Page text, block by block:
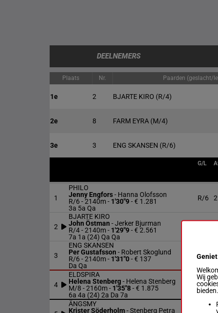
DEELNEMERS
Plaats Nr. Paarden (geslacht/
1e 2 BJARTE KIRO (R/4)
2e 8 FARM EYRA (M/4)
3e 3 ENG SKANSEN (R/6)
G/L
1
PHILO
Jenny Engfors- Hanna Olofsson
R/6 - 2140m- 1'30"9- € 1.281
3a 5a Qa
R/6
2
BJARTE KIRO
John Östman -Jerker Bjurman
R/4 - 2140m- 1'29"9- € 2.561
7a 1a (24) Qa Qa
3
ENG SKANSEN
Per Gustafsson - Robert Skoglund
R/6 - 2140m- 1'31"0- € 137
Da Qa
R/6
4
ELDSPIRA
Helena Stenberg- Helena Stenberg
M/8 - 2160m- 1'35"8- € 1.875
6a 4a (24) 2a Da 7a
M/8
ÄNGSMY
Krister Söderholm-Stenberg Petra
Wij